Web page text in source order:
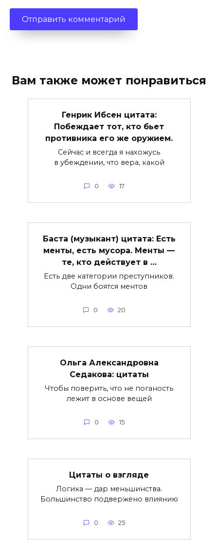
Вам также может понравиться
Генрик Ибсен цитата:
Побеждает тот, кто бьет
противника его же оружием.
Сейчас и всегда я нахожусь
в убеждении, что вера, какой
0 17
Баста (музыкант) цитата: Есть
менты, есть мусора. Менты —
те, кто действует в …
Есть две категории преступников.
Одни боятся ментов
0 20
Ольга Александровна
Седакова: цитаты
Чтобы поверить, что не поганость
лежит в основе вещей
0 15
Цитаты о взгляде
Логика — дар меньшинства.
Большинство подвержено влиянию
0 25